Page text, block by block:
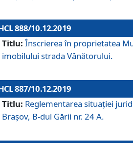
888/10.12.2019
Titlu: Înscrierea în proprietatea
imobilului strada Vânătorului.
887/10.12.2019
Titlu: Reglementarea situației
Brașov, B-dul Gării nr. 24 A.